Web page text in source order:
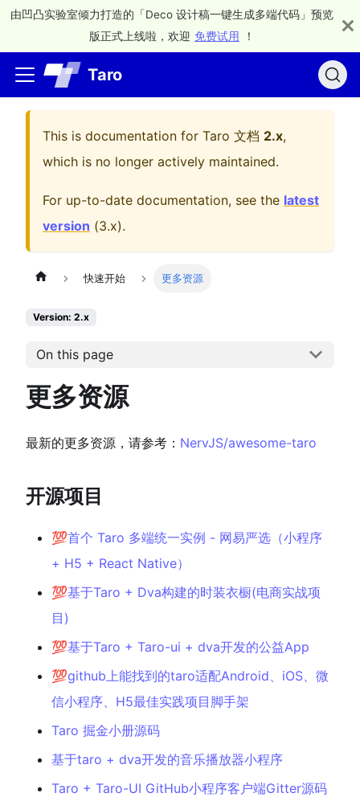
由凹凸实验室倾力打造的「Deco 设计稿一键生成多端代码」预览
版正式上线啦，欢迎 免费试用 ！
Taro
This is documentation for Taro 文档 2.x,
which is no longer actively maintained.
For up-to-date documentation, see the latest
version (3.x).
快速开始 更多资源
Version: 2.x
On this page
更多资源
最新的更多资源，请参考： NervJS/awesome-taro
开源项目
💯首个 Taro 多端统一实例 - 网易严选（小程序
+ H5 + React Native）
💯基于Taro + Dva构建的时装衣橱(电商实战项
目)
💯基于Taro + Taro-ui + dva开发的公益App
💯github上能找到的taro适配Android、iOS、微
信小程序、H5最佳实践项目脚手架
Taro 掘金小册源码
基于taro + dva开发的音乐播放器小程序
Taro + Taro-UI GitHub小程序客户端Gitter源码